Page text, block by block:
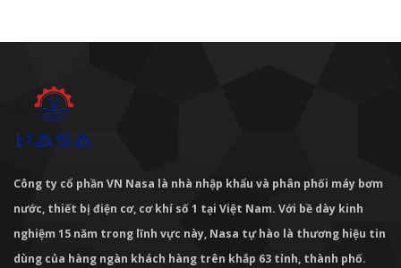
Công ty cổ phần VN Nasa là nhà nhập khẩu và phân phối máy bơm
nước, thiết bị điện cơ, cơ khí số 1 tại Việt Nam. Với bề dày kinh
nghiệm 15 năm trong lĩnh vực này, Nasa tự hào là thương hiệu tin
dùng của hàng ngàn khách hàng trên khắp 63 tỉnh, thành phố.